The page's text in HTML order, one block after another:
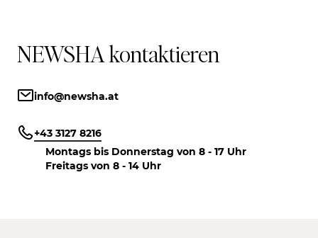
NEWSHA kontaktieren
info@newsha.at
+43 3127 8216
Montags bis Donnerstag von 8 - 17 Uhr
Freitags von 8 - 14 Uhr